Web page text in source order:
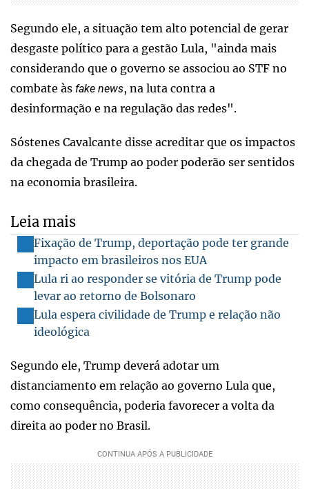
Segundo ele, a situação tem alto potencial de gerar
desgaste político para a gestão Lula, "ainda mais
considerando que o governo se associou ao STF no
combate às fake news, na luta contra a
desinformação e na regulação das redes".
Sóstenes Cavalcante disse acreditar que os impactos
da chegada de Trump ao poder poderão ser sentidos
na economia brasileira.
Leia mais
Fixação de Trump, deportação pode ter grande
impacto em brasileiros nos EUA
Lula ri ao responder se vitória de Trump pode
levar ao retorno de Bolsonaro
Lula espera civilidade de Trump e relação não
ideológica
Segundo ele, Trump deverá adotar um
distanciamento em relação ao governo Lula que,
como consequência, poderia favorecer a volta da
direita ao poder no Brasil.